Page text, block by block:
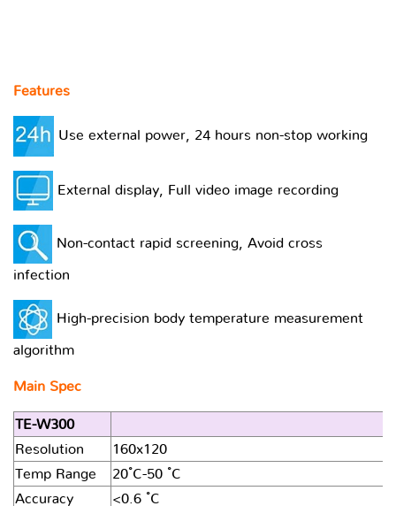
Features
Use external power, 24 hours non-stop working
External display, Full video image recording
Non-contact rapid screening, Avoid cross
infection
High-precision body temperature measurement
algorithm
Main Spec
TE-W300
Resolution
160x120
Temp Range
20 ํC-50 ํC
Accuracy
<0.6 ํC